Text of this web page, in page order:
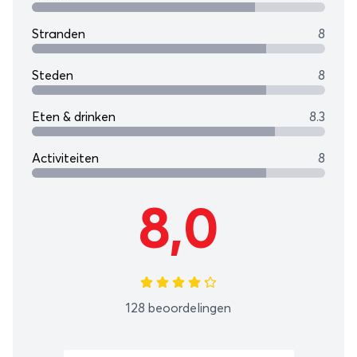
Stranden 8
Steden 8
Eten & drinken 8.3
Activiteiten 8
8,0
128 beoordelingen